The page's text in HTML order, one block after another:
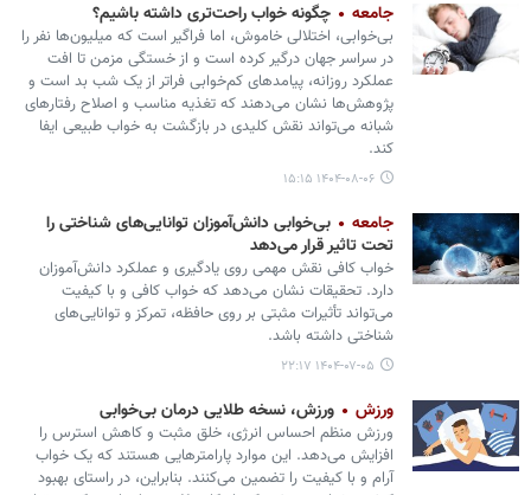
جامعه چگونه خواب راحت‌تری داشته باشیم؟
بی‌خوابی، اختلالی خاموش، اما فراگیر است که میلیون‌ها نفر را
در سراسر جهان درگیر کرده است و از خستگی مزمن تا افت
عملکرد روزانه، پیامدهای کم‌خوابی فراتر از یک شب بد است و
پژوهش‌ها نشان می‌دهند که تغذیه مناسب و اصلاح رفتارهای
شبانه می‌تواند نقش کلیدی در بازگشت به خواب طبیعی ایفا
کند.
۱۴۰۴-۰۸-۰۶ ۱۵:۱۵
جامعه
بی‌خوابی دانش‌آموزان توانایی‌های شناختی را
تحت تاثیر قرار می‌دهد
خواب کافی نقش مهمی روی یادگیری و عملکرد دانش‌آموزان
دارد. تحقیقات نشان می‌دهد که خواب کافی و با کیفیت
می‌تواند تأثیرات مثبتی بر روی حافظه، تمرکز و توانایی‌های
شناختی داشته باشد.
۱۴۰۴-۰۷-۰۵ ۲۲:۱۷
ورزش ورزش، نسخه طلایی درمان بی‌خوابی
ورزش منظم احساس انرژی، خلق مثبت و کاهش استرس را
افزایش می‌دهد. این موارد پارامترهایی هستند که یک خواب
آرام و با کیفیت را تضمین می‌کنند. بنابراین، در راستای بهبود